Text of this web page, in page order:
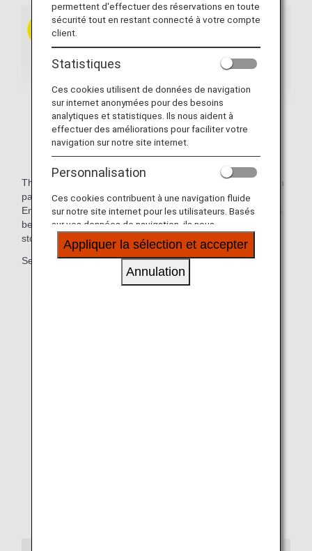
These electrical reclining seats come with a 15.6-inch touch
panel personal seat monitor and provide plenty of width.
Enjoy improved comfort and functionality with large dividers
between seats, a wider leg and foot rest, and increased
stowage space for personal items.
Seat pitch: 127 cm
permettent d'effectuer des réservations en toute
sécurité tout en restant connecté à votre compte
client.
Statistiques
Ces cookies utilisent de données de navigation
sur internet anonymées pour des besoins
analytiques et statistiques. Ils nous aident à
effectuer des améliorations pour faciliter votre
navigation sur notre site internet.
Personnalisation
Ces cookies contribuent à une navigation fluide
sur notre site internet pour les utilisateurs. Basés
sur vos données de navigation, ils nous
permettent de fournir du contenu qui correspond
à vos intérêts personnels à travers nos sites
Appliquer la sélection et accepter
Annulation